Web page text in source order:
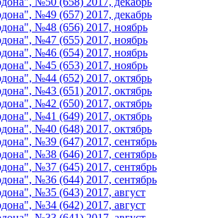
№49 (657) 2017, декабрь
№48 (656) 2017, ноябрь
№47 (655) 2017, ноябрь
№46 (654) 2017, ноябрь
№45 (653) 2017, ноябрь
№44 (652) 2017, октябрь
№43 (651) 2017, октябрь
№42 (650) 2017, октябрь
№41 (649) 2017, октябрь
№40 (648) 2017, октябрь
№39 (647) 2017, сентябрь
№38 (646) 2017, сентябрь
№37 (645) 2017, сентябрь
№36 (644) 2017, сентябрь
№35 (643) 2017, август
№34 (642) 2017, август